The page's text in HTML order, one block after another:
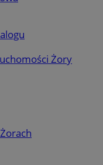
Żory